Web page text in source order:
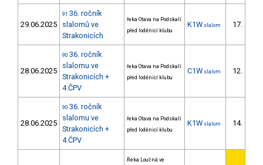
29.06.2025
91 36. ročník
slalomů ve
Strakonicích
řeka Otava na Podskalí
před loděnicí klubu
K1W slalom 17.
28.06.2025
90 36. ročník
slalomu ve
Strakonicích +
4.ČPV
řeka Otava na Podskalí
před loděnicí klubu
C1W slalom 12.
28.06.2025
90 36. ročník
slalomu ve
Strakonicích +
4.ČPV
řeka Otava na Podskalí
před loděnicí klubu
K1W slalom 14.
Řeka Loučná ve